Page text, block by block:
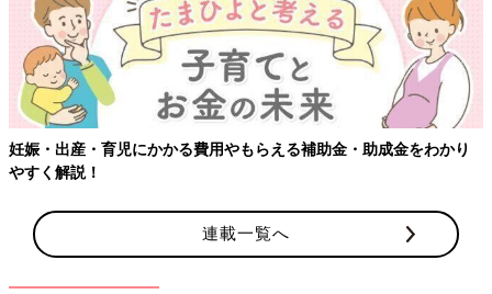
妊娠・出産・育児にかかる費用やもらえる補助金・助成金をわかり
やすく解説！
連載一覧へ